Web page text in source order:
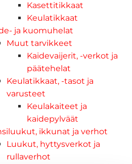
Kasettitikkaat
Keulatikkaat
ja kuomuhelat
Muut tarvikkeet
Kaidevaijerit, -verkot ja
päätehelat
Keulatikkaat, -tasot ja
varusteet
Keulakaiteet ja
kaidepylväät
ikkunat ja verhot
Luukut, hyttysverkot ja
rullaverhot